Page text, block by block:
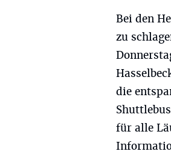
Bei den
zu
die
für alle